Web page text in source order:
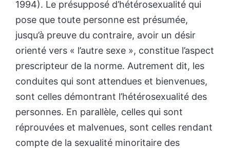
1994). Le présupposé d’hétérosexualité qui
pose que toute personne est présumée,
jusqu’à preuve du contraire, avoir un désir
orienté vers « l’autre sexe », constitue l’aspect
prescripteur de la norme. Autrement dit, les
conduites qui sont attendues et bienvenues,
sont celles démontrant l’hétérosexualité des
personnes. En parallèle, celles qui sont
réprouvées et malvenues, sont celles rendant
compte de la sexualité minoritaire des